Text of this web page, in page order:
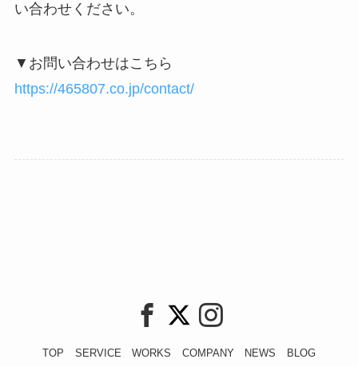
い合わせください。
▼お問い合わせはこちら
https://465807.co.jp/contact/
TOP SERVICE WORKS COMPANY NEWS BLOG